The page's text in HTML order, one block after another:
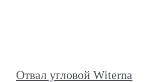
Отвал угловой Witerna